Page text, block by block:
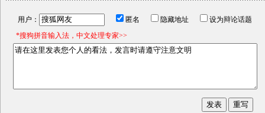
用户： 匿名 隐藏地址
设为辩论话题
*搜狗拼音输入法，中文处理专家>>